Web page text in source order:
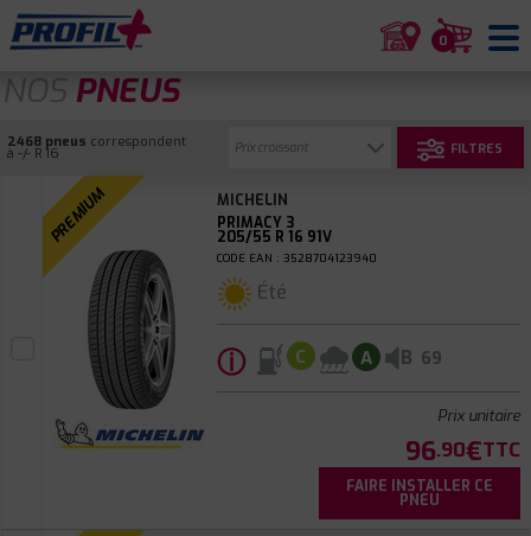
0
NOS PNEUS
2468 pneus correspondent
à -/- R 16 FILTRES
PREMIUM
MICHELIN
PRIMACY 3
205/55 R 16 91V
CODE EAN : 3528704123940
Été
ⓘ C A B 69
Prix unitaire
96.90€TTC
FAIRE INSTALLER CE
PNEU